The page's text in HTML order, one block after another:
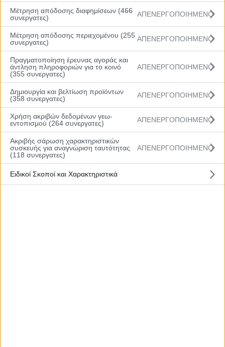
Μέτρηση απόδοσης διαφημίσεων (466
συνεργατες)
ΑΠΕΝΕΡΓΟΠΟΙΗΜΕΝΟ
Μέτρηση απόδοσης περιεχομένου (255
συνεργατες)
ΑΠΕΝΕΡΓΟΠΟΙΗΜΕΝΟ
Πραγματοποίηση έρευνας αγοράς και
άντληση πληροφοριών για το κοινό
(355 συνεργατες)
ΑΠΕΝΕΡΓΟΠΟΙΗΜΕΝΟ
Δημιουργία και βελτίωση προϊόντων
(358 συνεργατες)
ΑΠΕΝΕΡΓΟΠΟΙΗΜΕΝΟ
Χρήση ακριβών δεδομένων γεω-
εντοπισμού (264 συνεργατες)
ΑΠΕΝΕΡΓΟΠΟΙΗΜΕΝΟ
Ακριβής σάρωση χαρακτηριστικών
συσκευής για αναγνώριση ταυτότητας
(118 συνεργατες)
ΑΠΕΝΕΡΓΟΠΟΙΗΜΕΝΟ
Ειδικοί Σκοποί και Χαρακτηριστικά
τελικό 73-44.
Διαιτητές: Μπον, Νικολαϊδης, Θώμος
Δεκάλεπτα: 23-13, 44-25, 60-30, 73-44
Προμηθέας Π. (Ελευθεριάδης):Δένδης 11 (3),
Τσίπας 11, Μανωλιτσάκης, Βασιλείου 2, Γκούμας 2,
Αλεξανδρόπουλος 12 (2), Στέβοβιτς 7, Σκληρός 10
(10ρ.), Πούλος 6, Κατσιγιάννης 12 (10ρ),
Παπαθεοδώρου, Βιτωράκης
ΠΑΟΚ (Μελετιάδης):Μανής, Κακαβικάκης 7 (1),
Τσιμερίκας 2, Τσάκος 5 (1), Λέφας 6, Ταλιχμανίδης,
Κουτσός 15 (1), Μιχαηλίδης, Μικές 7 (1), Λιβέρης 2,
Γρηγορίου, Σιγόκας